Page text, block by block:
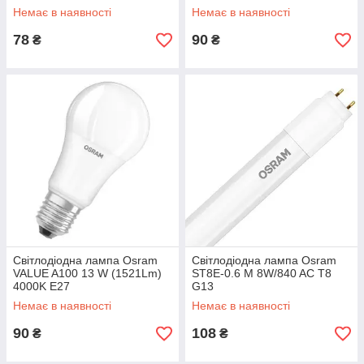
Немає в наявності
78 ₴
Немає в наявності
90 ₴
Світлодіодна лампа Osram
VALUE A100 13 W (1521Lm)
4000K E27
Немає в наявності
90 ₴
Світлодіодна лампа Osram
ST8E-0.6 M 8W/840 AC T8
G13
Немає в наявності
108 ₴